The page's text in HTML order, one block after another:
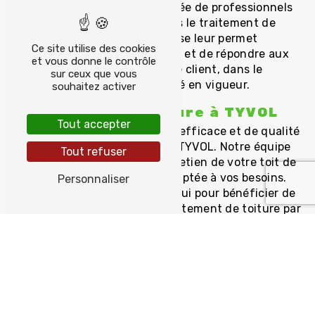
L'équipe de TYVOL est composée de professionnels
qualifiés et expérimentés dans le traitement de
toiture par drone. Leur expertise leur permet
d'assurer un service de qualité et de répondre aux
besoins spécifiques de chaque client, dans le
respect des normes de sécurité en vigueur.
Confiez Votre Toiture à TYVOL
Pour un traitement de toiture efficace et de qualité
à Quimper, faites confiance à TYVOL. Notre équipe
saura prendre en charge l'entretien de votre toit de
manière professionnelle et adaptée à vos besoins.
Contactez-nous dès aujourd'hui pour bénéficier de
nos services spécialisés en traitement de toiture par
Ce site utilise des cookies
et vous donne le contrôle
sur ceux que vous
souhaitez activer
Tout accepter
Tout refuser
Personnaliser